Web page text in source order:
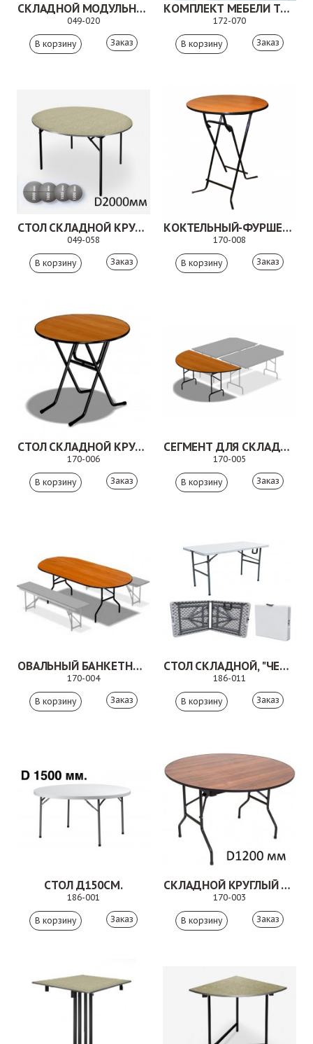
СКЛАДНОЙ МОДУЛЬНЫЙ СТОЛ. 049-020
049-020
Заказ
КОМПЛЕКТ МЕБЕЛИ ТРАЙЛИ ПРЯМОУГОЛЬНЫЙ
172-070
Заказ
СТОЛ СКЛАДНОЙ КРУГЛЫЙ.049-058
049-058
Заказ
КОКТЕЛЬНЫЙ-ФУРШЕТНЫЙ СТОЛ
170-008
Заказ
СТОЛ СКЛАДНОЙ КРУГЛЫЙ.170-006
170-006
Заказ
СЕГМЕНТ ДЛЯ СКЛАДНЫХ БАНКЕТНЫХ СТОЛОВ. 170-005
170-005
Заказ
ОВАЛЬНЫЙ БАНКЕТНЫЙ СКЛАДНОЙ СТОЛ. 170-004
170-004
Заказ
СТОЛ СКЛАДНОЙ, "ЧЕМОДАН"
186-011
Заказ
СТОЛ Д150СМ.
186-001
Заказ
СКЛАДНОЙ КРУГЛЫЙ БАНКЕТНЫЙ СТОЛ 170-003
170-003
Заказ